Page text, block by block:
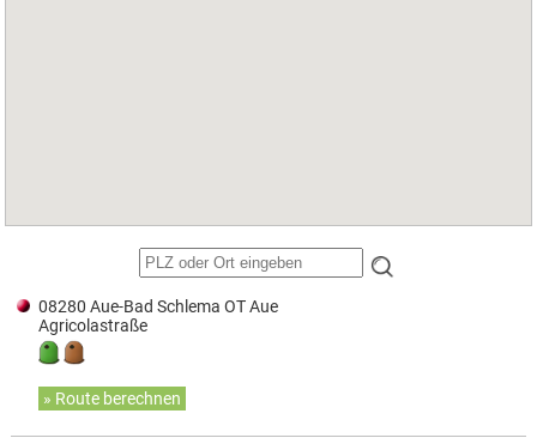
08280 Aue-Bad Schlema OT Aue
Agricolastraße
» Route berechnen